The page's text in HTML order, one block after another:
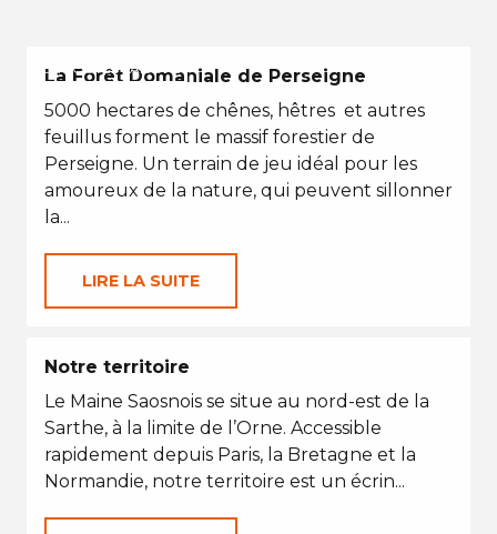
EN TOUTES SAISONS
La Forêt Domaniale de Perseigne
5000 hectares de chênes, hêtres et autres
feuillus forment le massif forestier de
Perseigne. Un terrain de jeu idéal pour les
amoureux de la nature, qui peuvent sillonner
la...
LIRE LA SUITE
Notre territoire
Le Maine Saosnois se situe au nord-est de la
Sarthe, à la limite de l’Orne. Accessible
rapidement depuis Paris, la Bretagne et la
Normandie, notre territoire est un écrin...